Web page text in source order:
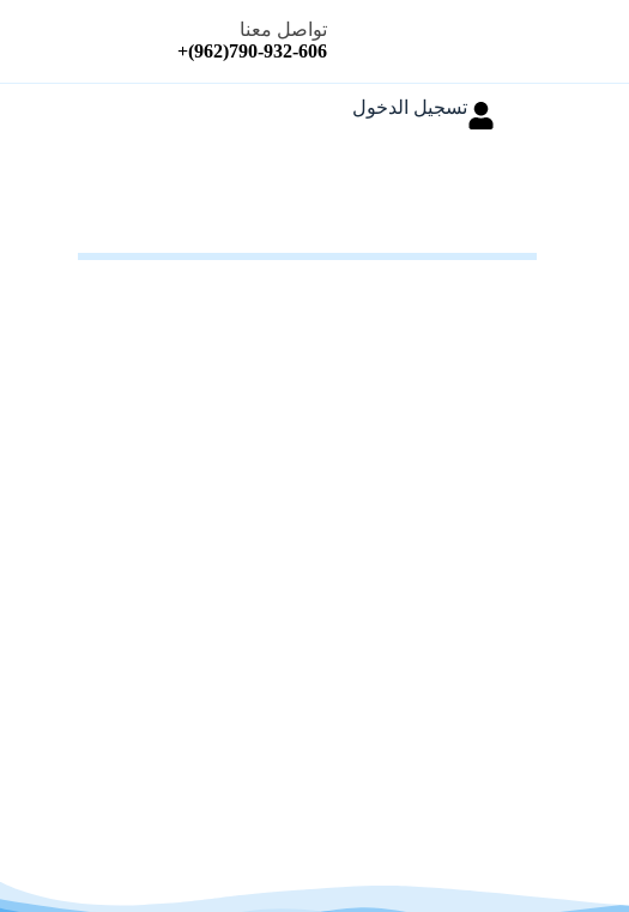
تواصل معنا
790-932-606(962)+
تسجيل الدخول